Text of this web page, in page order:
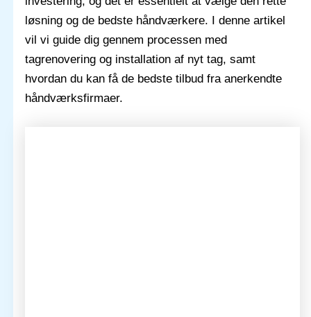
løsning og de bedste håndværkere. I denne artikel
vil vi guide dig gennem processen med
tagrenovering og installation af nyt tag, samt
hvordan du kan få de bedste tilbud fra anerkendte
håndværksfirmaer.